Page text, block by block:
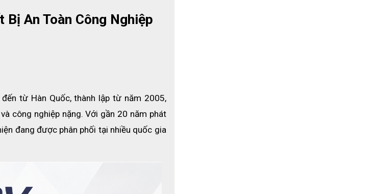
Bị An Toàn Công Nghiệp
từ Hàn Quốc, thành lập từ năm 2005,
công nghiệp nặng. Với gần 20 năm phát
đang được phân phối tại nhiều quốc gia